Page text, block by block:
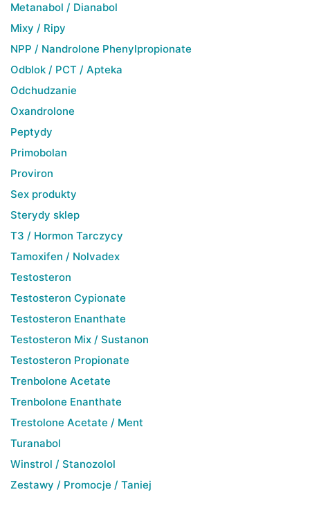
Metanabol / Dianabol
Mixy / Ripy
NPP / Nandrolone Phenylpropionate
Odblok / PCT / Apteka
Odchudzanie
Oxandrolone
Peptydy
Primobolan
Proviron
Sex produkty
Sterydy sklep
T3 / Hormon Tarczycy
Tamoxifen / Nolvadex
Testosteron
Testosteron Cypionate
Testosteron Enanthate
Testosteron Mix / Sustanon
Testosteron Propionate
Trenbolone Acetate
Trenbolone Enanthate
Trestolone Acetate / Ment
Turanabol
Winstrol / Stanozolol
Zestawy / Promocje / Taniej